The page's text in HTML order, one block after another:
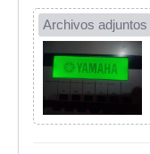
Archivos adjuntos